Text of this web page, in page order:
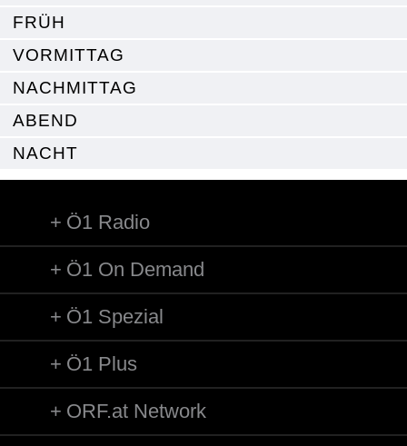
FRÜH
VORMITTAG
NACHMITTAG
ABEND
NACHT
Ö1 Radio
Ö1 On Demand
Ö1 Spezial
Ö1 Plus
ORF.at Network